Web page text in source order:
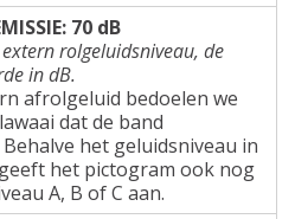
70 dB
rolgeluidsniveau, de
in dB.
afrolgeluid bedoelen we
dat de band
het geluidsniveau in
het pictogram ook nog
A, B of C aan.